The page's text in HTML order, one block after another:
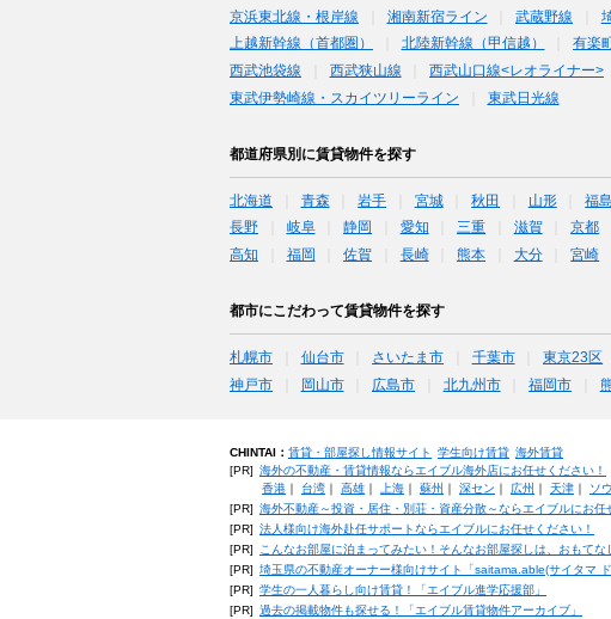
京浜東北線・根岸線 湘南新宿ライン 武蔵野線
上越新幹線（首都圏）
北陸新幹線（甲信越） 有楽
西武池袋線
西武狭山線 西武山口線<レオライナー>
東武伊勢崎線・スカイツリーライン
東武日光線
都道府県別に賃貸物件を探す
北海道 青森 岩手 宮城 秋田 山形 福島
長野
岐阜 静岡 愛知 三重 滋賀 京都
高知
福岡 佐賀 長崎 熊本 大分 宮崎
都市にこだわって賃貸物件を探す
札幌市 仙台市 さいたま市 千葉市 東京23区
神戸市
岡山市 広島市 北九州市 福岡市
CHINTAI： 賃貸・部屋探し情報サイト 学生向け賃貸 海外賃貸
[PR] 海外の不動産・賃貸情報ならエイブル海外店にお任せください！
香港｜ 台湾｜ 高雄｜ 上海｜ 蘇州 ｜ 深セン ｜ 広州 ｜ 天津｜ ソ
[PR] 海外不動産～投資・居住・別荘・資産分散～ならエイブルにお任
[PR] 法人様向け海外赴任サポートならエイブルにお任せください！
[PR]
こんなお部屋に泊まってみたい！そんなお部屋探しは、おもてな
[PR] 埼玉県の不動産オーナー様向けサイト「saitama.able(サイタマ ド
[PR] 学生の一人暮らし向け賃貸！「エイブル進学応援部」
[PR] 過去の掲載物件も探せる！「エイブル賃貸物件アーカイブ」